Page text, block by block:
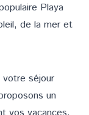
Playa
de la mer et
séjour
un